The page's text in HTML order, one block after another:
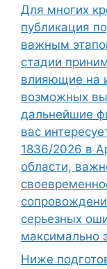
Для многих
публикация
важным
стадии
влияющие на
возможных
дальнейшие
вас
1836/2026 в
области,
серьезных
максимально
Ниже